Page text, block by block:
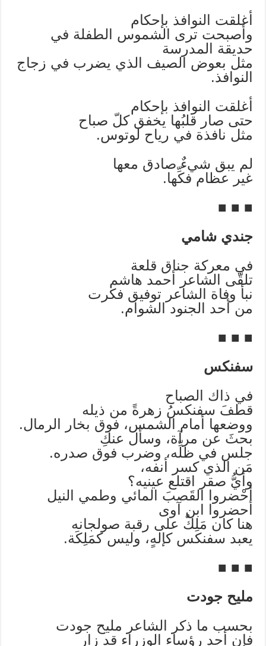
أغلقت النوافذ بإحكام
وأصبحت ترى الشموس الطفلة في
حديقة المدرسة
مثل بعوض الصيف الذي يضرب في زجاج
النوافذ.
أغلقت النوافذ بإحكام
حتى صار قلبُها يخفق كلّ صباح
مثل نافذة في رياح لوتوس.
لم يبق شيءٌ صادق معها
غير عظام فكِّها.
■ ■ ■
جندي شامي
في معركة جناق قلعة
تلقّى الشاعر أحمد هاشم
نبأ وفاة الشاعر توفيق فكرت
من أحد الجنود الشوام.
■ ■ ■
سفنكس
في ذاك الصباح
قطفَ سفنكسُ زهرةً من ذيله
ووضعها أمام الشمس، فوق بخار الرمال.
بحثَ عن مرآة، وسأل عنكِ
جلس في ظلِّه، وضرب فوق صدره.
مَن الذي كسر أنفه،
وأيُّ صقر اقتلع عينيه؟
أحْضروا القَصبَ المائي وطمي النيل
أحضروا ابن آوى
هنا كان مَلِكٌ على رقبة صولجانه
يعبد سفنكس كإلهٍ، وليس كمَلِكَة.
■ ■ ■
مليح جودت
بحسب ما ذكر الشاعر مليح جودت
فإن أحد رؤساء الوزراء قد زار